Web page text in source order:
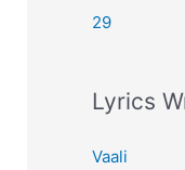
29
Lyrics
Vaali